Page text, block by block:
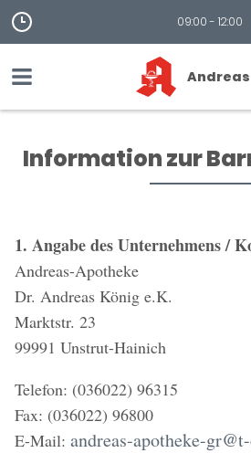
09:00 - 12:00
Information zur
1. Angabe des Unternehmens /
Andreas-Apotheke
Dr. Andreas König e.K.
Marktstr. 23
99991 Unstrut-Hainich
Telefon: (036022) 96315
Fax: (036022) 96800
E-Mail: andreas-apotheke-